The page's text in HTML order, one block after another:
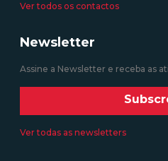
Ver todos os contactos
Newsletter
Assine a Newsletter e receba as
Ver todas as newsletters